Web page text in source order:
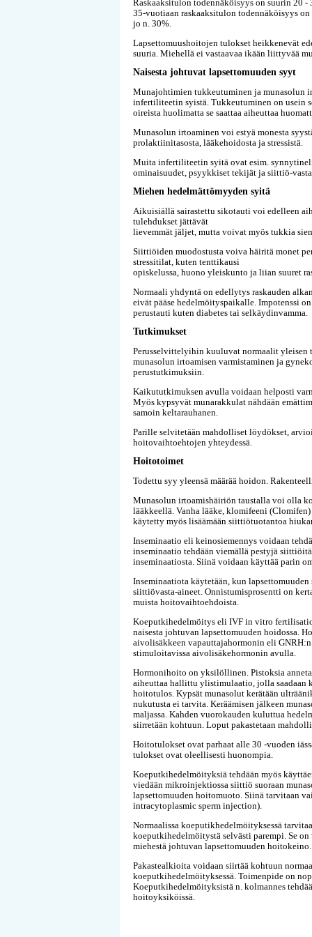
Raskaaksitulon todennäköisyys on suurin 20
35-vuotiaan raskaaksitulon todennäköisyys
jo n. 30%.
Lapsettomuushoitojen tulokset heikkenevät
suuria. Miehellä ei vastaavaa ikään liittyvää
Naisesta johtuvat lapsettomuuden syyt
Munajohtimien tukkeutuminen ja munasolun
infertiliteetin syistä. Tukkeutuminen on usein
oireista huolimatta se saattaa aiheuttaa
Munasolun irtoaminen voi estyä monesta
prolaktiinitasosta, lääkehoidosta ja stressistä.
Muita infertiliteetin syitä ovat esim.
ominaisuudet, psyykkiset tekijät ja siittiö-
Miehen hedelmättömyyden syitä
Aikuisiällä sairastettu sikotauti voi edelleen
tulehdukset jättävät
lievemmät jäljet, mutta voivat myös tukkia
Siittiöiden muodostusta voiva häiritä monet
stressitilat, kuten tenttikausi
opiskelussa, huono yleiskunto ja liian suuret
Normaali yhdyntä on edellytys raskauden
eivät pääse hedelmöityspaikalle. Impotenssi
perustauti kuten diabetes tai selkäydinvamma.
Tutkimukset
Perusselvittelyihin kuuluvat normaalit
munasolun irtoamisen varmistaminen ja
perustutkimuksiin.
Kaikututkimuksen avulla voidaan helposti
Myös kypsyvät munarakkulat nähdään
samoin keltarauhanen.
Parille selvitetään mahdolliset löydökset,
hoitovaihtoehtojen yhteydessä.
Hoitotoimet
Todettu syy yleensä määrää hoidon.
Munasolun irtoamishäiriön taustalla voi olla
lääkkeellä. Vanha lääke, klomifeeni
käytetty myös lisäämään siittiötuotantoa
Inseminaatio eli keinosiemennys voidaan
inseminaatio tehdään viemällä pestyjä
inseminaatiosta. Siinä voidaan käyttää parin
Inseminaatiota käytetään, kun
siittiövasta-aineet. Onnistumisprosentti on
muista hoitovaihtoehdoista.
Koeputkihedelmöitys eli IVF in vitro
naisesta johtuvan lapsettomuuden hoidossa.
aivolisäkkeen vapauttajahormonin eli
stimuloitavissa aivolisäkehormonin avulla.
Hormonihoito on yksilöllinen. Pistoksia
aiheuttaa hallittu ylistimulaatio, jolla saadaan
hoitotulos. Kypsät munasolut kerätään
nukutusta ei tarvita. Keräämisen jälkeen
maljassa. Kahden vuorokauden kuluttua
siirretään kohtuun. Loput pakastetaan
Hoitotulokset ovat parhaat alle 30 -vuoden
tulokset ovat oleellisesti huonompia.
Koeputkihedelmöityksiä tehdään myös
viedään mikroinjektiossa siittiö suoraan
lapsettomuuden hoitomuoto. Siinä tarvitaan
intracytoplasmic sperm injection).
Normaalissa koeputikhedelmöityksessä
koeputkihedelmöitystä selvästi parempi. Se
miehestä johtuvan lapsettomuuden hoitokeino.
Pakastealkioita voidaan siirtää kohtuun
koeputkihedelmöityksessä. Toimenpide on
Koeputkihedelmöityksistä n. kolmannes
hoitoyksiköissä.